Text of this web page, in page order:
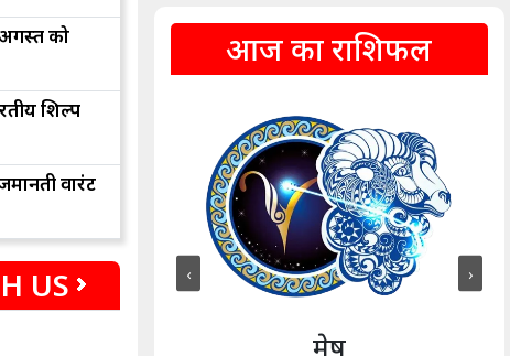
अगस्त को
शिल्प
वारंट
US
आज का राशिफल
दिखाए। कानूनी वाद-
मेष
‹ ›